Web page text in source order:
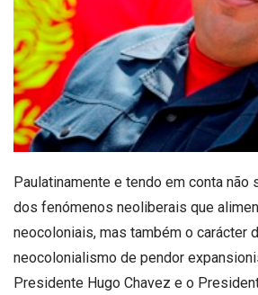
Paulatinamente e tendo em conta não
dos fenómenos neoliberais que
neocoloniais, mas também o carácter
neocolonialismo de pendor
Presidente Hugo Chavez e o